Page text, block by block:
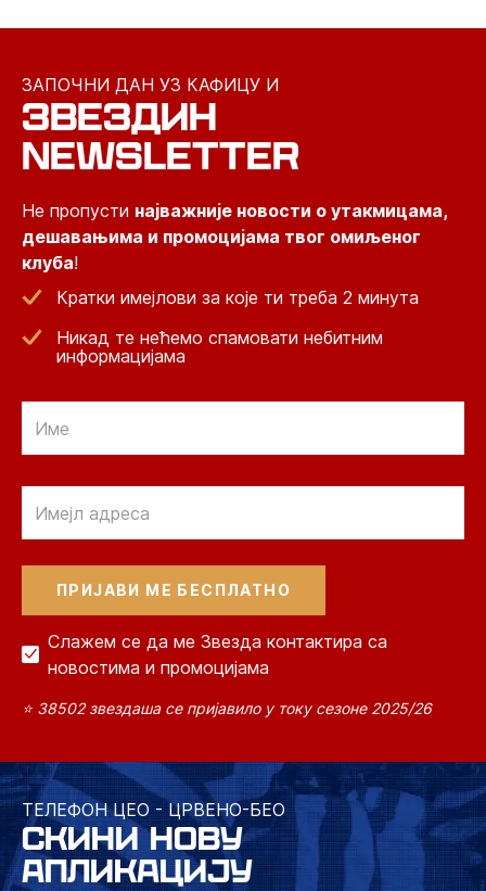
ЗАПОЧНИ ДАН УЗ КАФИЦУ И
ЗВЕЗДИН
NEWSLETTER
Не пропусти најважније новости о утакмицама,
дешавањима и промоцијама твог омиљеног
клуба!
Кратки имејлови за које ти треба 2 минута
Никад те нећемо спамовати небитним
информацијама
Слажем се да ме Звезда контактира са
новостима и промоцијама
⭐ 38502 звездаша се пријавило у току сезоне 2025/26
ТЕЛЕФОН ЦЕО - ЦРВЕНО-БЕО
СКИНИ НОВУ
АПЛИКАЦИЈУ